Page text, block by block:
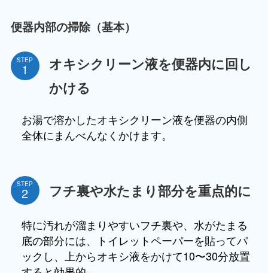
便器内部の掃除（基本）
STEP
オキシクリーン液を便器内に回し
かける
お湯で溶かしたオキシクリーン液を便器の内側
全体にまんべんなくかけます。
STEP フチ裏や水たまり部分を重点的に
特に汚れが溜まりやすいフチ裏や、水がたまる
底の部分には、トイレットペーパーを貼ってパ
ックし、上からオキシ液をかけて10〜30分放置